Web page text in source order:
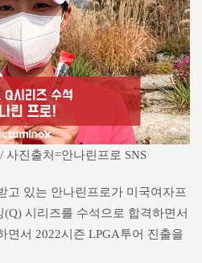
진출처=안나린프로 SNS
고 있는 안나린프로가 미국여자프
시리즈를 수석으로 합격하면서
면서 2022시즌 LPGA투어 진출을